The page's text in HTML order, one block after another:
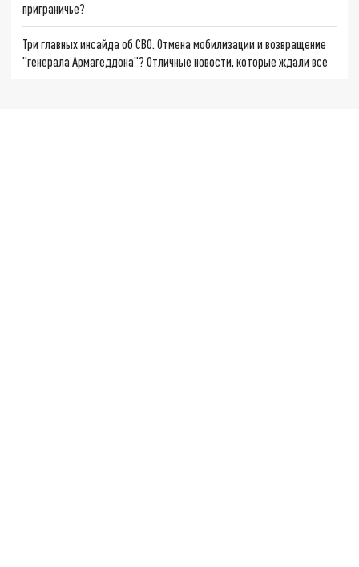
приграничье?
Три главных инсайда об СВО. Отмена мобилизации и возвращение
"генерала Армагеддона"? Отличные новости, которые ждали все